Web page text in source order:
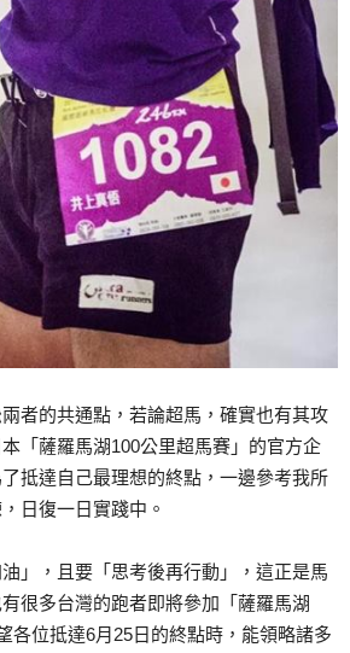
者的共通點，若論超馬，確實也有其攻
「薩羅馬湖100公里超馬賽」的官方企
抵達自己最理想的終點，一邊參考我所
日復一日實踐中。
」，且要「思考後再行動」，這正是馬
很多台灣的跑者即將參加「薩羅馬湖
各位抵達6月25日的終點時，能領略諸多